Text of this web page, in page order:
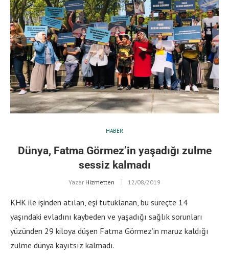
HABER
Dünya, Fatma Görmez’in yaşadığı zulme
sessiz kalmadı
Yazar Hizmetten 12/08/2019
KHK ile işinden atılan, eşi tutuklanan, bu süreçte 14
yaşındaki evladını kaybeden ve yaşadığı sağlık sorunları
yüzünden 29 kiloya düşen Fatma Görmez’in maruz kaldığı
zulme dünya kayıtsız kalmadı.